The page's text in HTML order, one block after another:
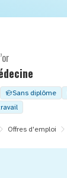
Sans diplôme
Offres d'emploi